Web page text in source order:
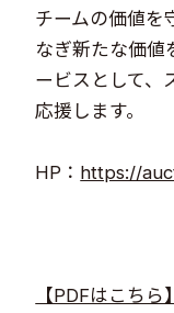
チームの価値を
なぎ新たな価値
ービスとして、
応援します。​
HP： https://
【PDFはこち